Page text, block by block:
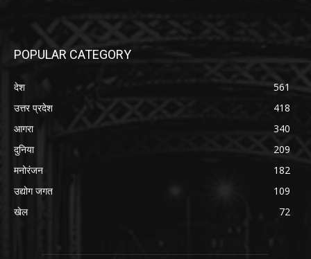
POPULAR CATEGORY
देश
561
उत्तर प्रदेश
418
आगरा
340
दुनिया
209
मनोरंजन
182
उद्योग जगत
109
खेल
72